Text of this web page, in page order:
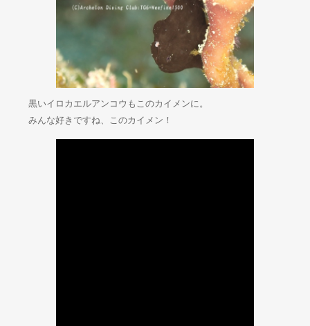
黒いイロカエルアンコウもこのカイメンに。
みんな好きですね、このカイメン！